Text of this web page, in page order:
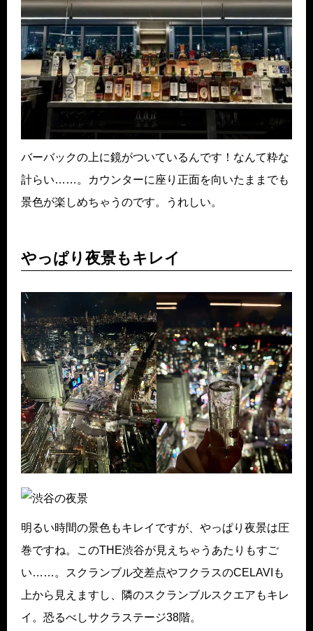
バーバックの上に鏡がついているんです！なんて粋な
計らい……。カウンターに座り正面を向いたままでも
景色が楽しめちゃうのです。うれしい。
やっぱり夜景もキレイ
明るい時間の景色もキレイですが、やっぱり夜景は圧
巻ですね。このTHE渋谷が見えちゃうあたりもすご
い……。スクランブル交差点やフクラスのCELAVIも
上から見えますし、隣のスクランブルスクエアもキレ
イ。恐るべしサクラステージ38階。